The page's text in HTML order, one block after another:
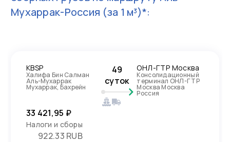
Мухаррак-Россия (за 1 м³)*:
KBSP
Халифа Бин Салман
Аль-Мухаррак
Мухаррак, Бахрейн
49
суток
ОНЛ-ГТР Москва
Консолидационный
терминал ОНЛ-ГТР
Москва Москва
Россия
33 421,95 ₽
Налоги и сборы
922.33 RUB